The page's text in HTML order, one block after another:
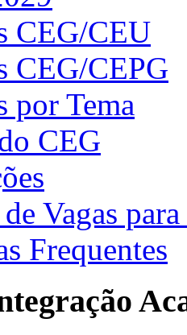
CEG/CEU
CEG/CEPG
por Tema
CEG
Vagas
Frequentes